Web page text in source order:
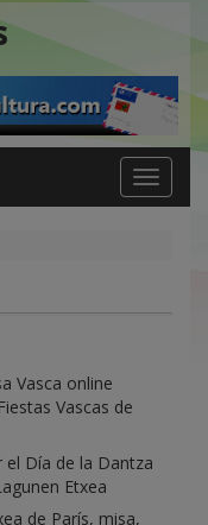
Toggle
navigation
Vasca online
Vascas de
Día de la Dantza
Etxea
de París, misa,